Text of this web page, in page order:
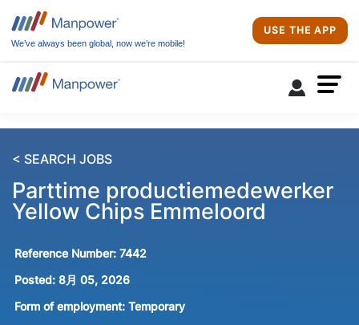
We’ve always been global, now we’re mobile!
USE THE APP
< SEARCH JOBS
Parttime productiemedewerker
Yellow Chips Emmeloord
Reference Number: 7442
Posted: 8月 05, 2026
Form of employment: Temporary